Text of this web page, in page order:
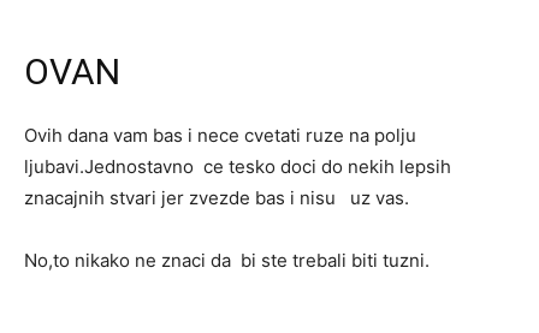
OVAN
Ovih dana vam bas i nece cvetati ruze na polju
ljubavi.Jednostavno ce tesko doci do nekih lepsih
znacajnih stvari jer zvezde bas i nisu uz vas.
No,to nikako ne znaci da bi ste trebali biti tuzni.